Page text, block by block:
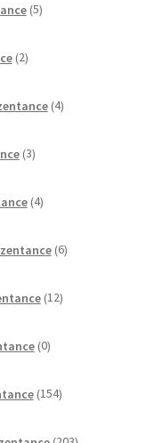
5izdelkov
2izdelka
4izdelki
3izdelki
4izdelki
6izdelkov
12izdelkov
0izdelkov
154izdelkov